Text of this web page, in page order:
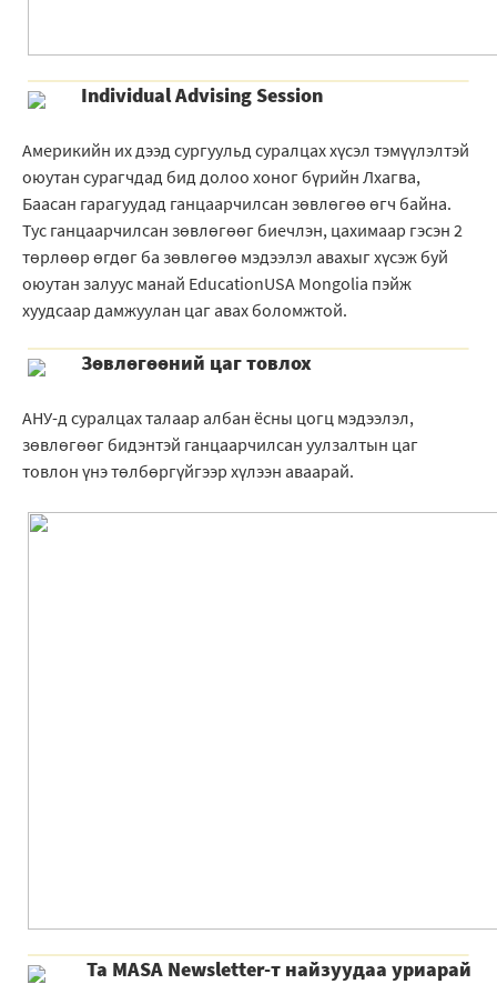
Individual Advising Session
Америкийн их дээд сургуульд суралцах хүсэл тэмүүлэлтэй
оюутан сурагчдад бид долоо хоног бүрийн Лхагва,
Баасан гарагуудад ганцаарчилсан зөвлөгөө өгч байна.
Тус ганцаарчилсан зөвлөгөөг биечлэн, цахимаар гэсэн 2
төрлөөр өгдөг ба зөвлөгөө мэдээлэл авахыг хүсэж буй
оюутан залуус манай EducationUSA Mongolia пэйж
хуудсаар дамжуулан цаг авах боломжтой.
Зѳвлѳгѳѳний цаг товлох
АНУ-д суралцах талаар албан ёсны цогц мэдээлэл,
зөвлөгөөг бидэнтэй ганцаарчилсан уулзалтын цаг
товлон үнэ тѳлбѳргүйгээр хүлээн аваарай.
Та MASA Newsletter-т найзуудаа уриарай